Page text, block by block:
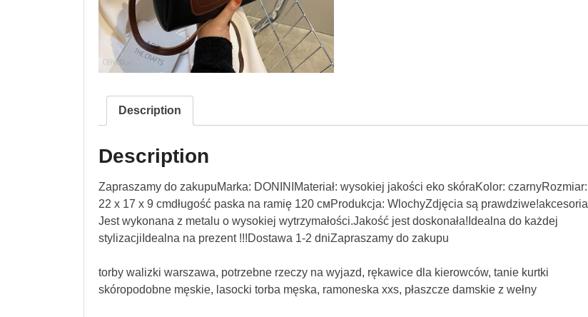
Description
Description
Zapraszamy do zakupuMarka: DONINIMateriał: wysokiej jakości eko skóraKolor: czarnyRozmiar:
22 x 17 x 9 cmdługość paska na ramię 120 смProdukcja: WlochyZdjęcia są prawdziwe!akcesoria
Jest wykonana z metalu o wysokiej wytrzymałości.Jakość jest doskonała!Idealna do każdej
stylizacjiIdealna na prezent !!!Dostawa 1-2 dniZapraszamy do zakupu
torby walizki warszawa, potrzebne rzeczy na wyjazd, rękawice dla kierowców, tanie kurtki
skóropodobne męskie, lasocki torba męska, ramoneska xxs, płaszcze damskie z wełny